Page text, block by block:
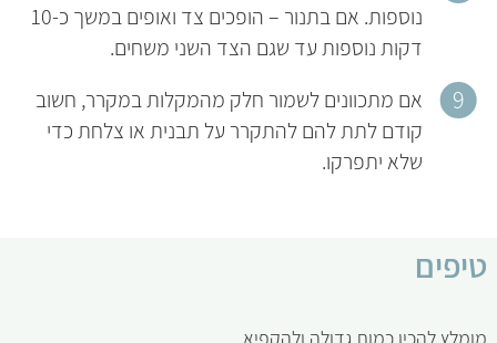
נוספות. אם בתנור – הופכים צד ואופים במשך כ-10
דקות נוספות עד שגם הצד השני משחים.
אם מתכוונים לשמור חלק מהמקלות במקרר, חשוב
קודם לתת להם להתקרר על תבנית או צלחת כדי
שלא יתפרקו.
טיפים